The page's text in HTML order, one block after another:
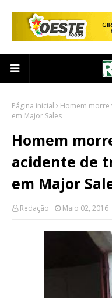
Página inicial
Homem morre
em Major Sales
Homem
acidente de
em Major
Redação Maio 02, 2016